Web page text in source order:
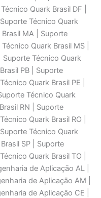
Quark Brasil DF |
Técnico Quark
MA | Suporte
Quark Brasil MS |
Suporte Técnico Quark
PB | Suporte
Quark Brasil PE |
Técnico Quark
RN | Suporte
Quark Brasil RO |
Técnico Quark
SP | Suporte
Quark Brasil TO |
de Aplicaçāo AL |
de Aplicaçāo AM |
de Aplicaçāo CE |